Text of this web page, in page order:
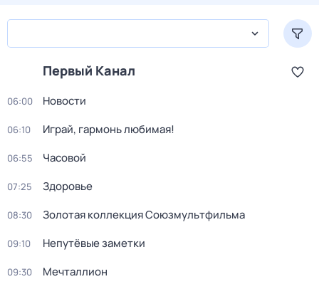
Первый Канал
06:00 Новости
06:10 Играй, гармонь любимая!
06:55 Часовой
07:25 Здоровье
08:30 Золотая коллекция Союзмультфильма
09:10 Непутёвые заметки
09:30 Мечталлион